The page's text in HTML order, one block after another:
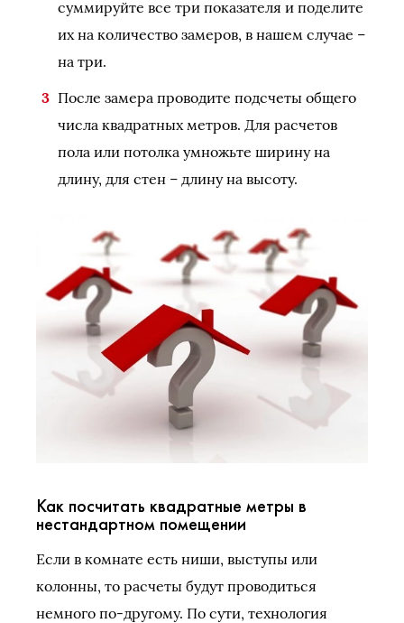
суммируйте все три показателя и поделите
их на количество замеров, в нашем случае –
на три.
После замера проводите подсчеты общего
числа квадратных метров. Для расчетов
пола или потолка умножьте ширину на
длину, для стен – длину на высоту.
Как посчитать квадратные метры в
нестандартном помещении
Если в комнате есть ниши, выступы или
колонны, то расчеты будут проводиться
немного по-другому. По сути, технология